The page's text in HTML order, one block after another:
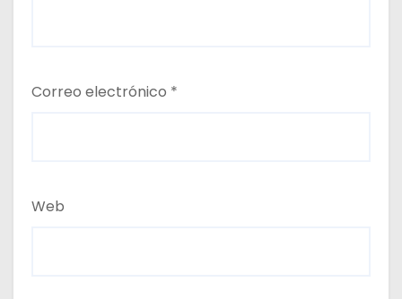
Correo electrónico *
Web